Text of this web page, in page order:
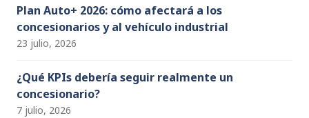
h
a
n
Plan Auto+ 2026: cómo afectará a los
concesionarios y al vehículo industrial
23 julio, 2026
¿Qué KPIs debería seguir realmente un
concesionario?
7 julio, 2026